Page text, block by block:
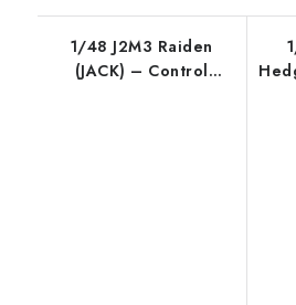
1/48 J2M3 Raiden
(JACK) – Control